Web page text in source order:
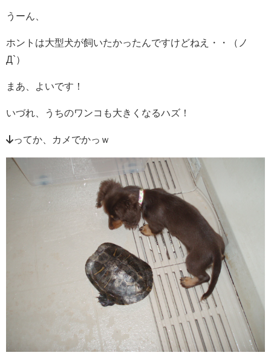
うーん、
ホントは大型犬が飼いたかったんですけどねえ・・（ノ
Д`）
まあ、よいです！
いづれ、うちのワンコも大きくなるハズ！
↓ってか、カメでかっｗ